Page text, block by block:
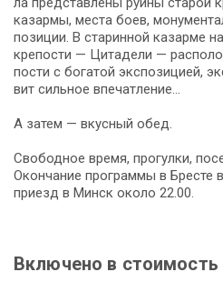
ка­зар­мы, ме­ста боев,
по­зи­ции. В ста­рин­ной ка­зар­ме
кре­по­сти — Ци­та­де­ли —
по­сти с бо­га­той экс­по­зи­ци­ей,
вит сильное впе­чат­ле­ние…
А затем — вкус­ный обед.
Сво­бод­ное вре­мя, про­гул­ки,
Окон­ча­ние про­грам­мы в Бре­сте
приезд в Минск око­ло 22.00.
Включено в стоимость